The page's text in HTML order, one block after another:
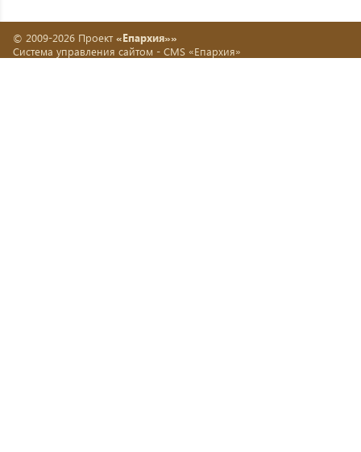
© 2009-2026 Проект «Епархия»»
Система управления сайтом - CMS «Епархия»